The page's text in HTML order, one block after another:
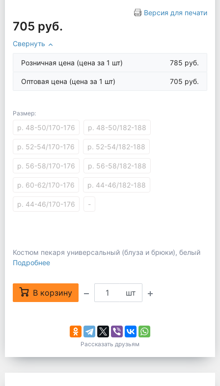
Версия для печати
705 руб.
Свернуть
Розничная цена (цена за 1 шт) 785 руб.
Оптовая цена (цена за 1 шт) 705 руб.
Размер:
р. 48-50/170-176 р. 48-50/182-188
р. 52-54/170-176 р. 52-54/182-188
р. 56-58/170-176 р. 56-58/182-188
р. 60-62/170-176 р. 44-46/182-188
р. 44-46/170-176 -
Костюм пекаря универсальный (блуза и брюки), белый
Подробнее
В корзину шт
Рассказать друзьям